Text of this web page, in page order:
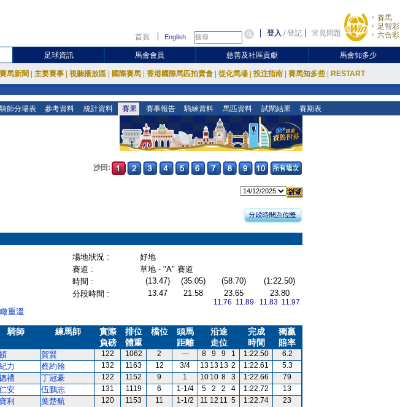
首頁 English 登入 /登記 常見問題
賽馬
足智彩
六合彩
足球資訊 馬會會員 慈善及社區貢獻 馬會知多少
賽馬新聞 主要賽事 視聽播放區 國際賽馬 香港國際馬匹拍賣會 從化馬場 投注指南 賽馬知多些 RESTART
師分場表 參考資料 統計資料 賽果 賽事報告 騎練資料 馬匹資料 試閘結果 賽期表
沙田:
場地狀況 :
好地
賽道 :
草地 - "A" 賽道
時間 : (13.47) (35.05) (58.70)
(1:22.50)
分段時間 :
13.47 21.58 23.65
11.76 11.89
23.80
11.83 11.97
重溫
騎師 練馬師
實際
負磅
排位
體重
檔位
頭馬
距離
沿途
走位
完成
時間
獨贏
賠率
賀賢 122 1062 2 --- 8 9 9 1 1:22.50
6.2
力 蔡約翰 132 1163 12 3/4 13 13 13 2 1:22.61
5.3
禮 丁冠豪 122 1152 9 1 10 10 8 3 1:22.66
79
安 伍鵬志 131 1119 6 1-1/4 5 2 2 4 1:22.72
13
利 葉楚航 120 1153 11 1-1/2 11 12 11 5 1:22.74
23